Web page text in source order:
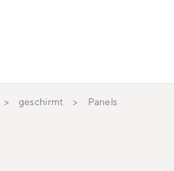
geschirmt Panels